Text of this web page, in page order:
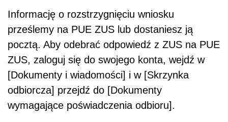
Informację o rozstrzygnięciu wniosku
prześlemy na PUE ZUS lub dostaniesz ją
pocztą. Aby odebrać odpowiedź z ZUS na PUE
ZUS, zaloguj się do swojego konta, wejdź w
[Dokumenty i wiadomości] i w [Skrzynka
odbiorcza] przejdź do [Dokumenty
wymagające poświadczenia odbioru].